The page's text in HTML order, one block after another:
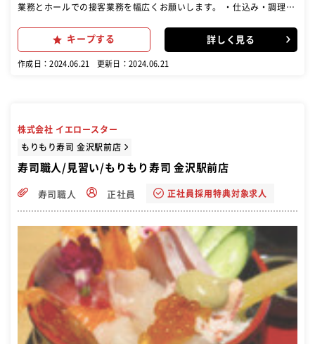
業務とホールでの接客業務を幅広くお願いします。 ・仕込み・調理・
客様に、こころを込めたおもてなしをお願いします。 その他、商品・
メニュー開発、在庫管理、各種発注業務、販促企画など、店舗業務全
ント、マーケティング感覚が身につきますよ
キープする 詳しく見る
作成日：2024.06.21 更新日：2024.06.21
株式会社 イエロースター
もりもり寿司 金沢駅前店
寿司職人/見習い/もりもり寿司 金沢駅前店
寿司職人 正社員 正社員採用特典対象求人